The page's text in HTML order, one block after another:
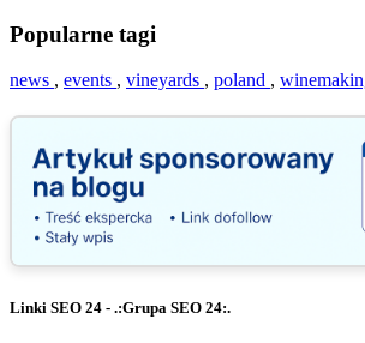
Popularne tagi
news , events , vineyards , poland ,
Linki SEO 24 - .:Grupa SEO 24:.